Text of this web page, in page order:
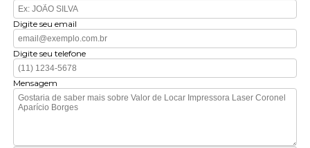
Digite seu email
Digite seu telefone
Mensagem